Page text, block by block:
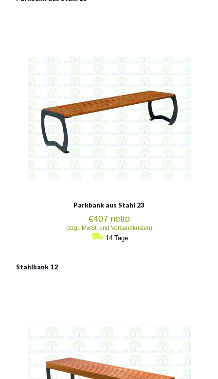
Parkbank aus Stahl 23
€407 netto
(zzgl. MwSt. und Versandkosten)
14 Tage
Stahlbank 12
Siehe mehr